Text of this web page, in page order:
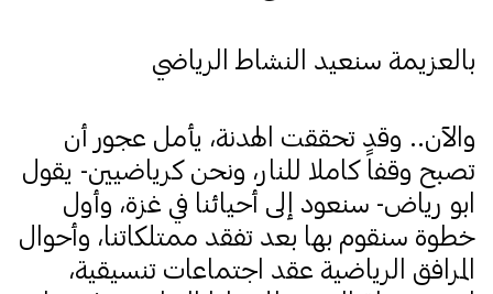
بالعزيمة سنعيد النشاط الرياضي
والآن.. وقد تحققت الهدنة، يأمل عجور أن
تصبح وقفاً كاملا للنار، ونحن كرياضيين- يقول
ابو رياض- سنعود إلى أحيائنا في غزة، وأول
خطوة سنقوم بها بعد تفقد ممتلكاتنا، وأحوال
المرافق الرياضية عقد اجتماعات تنسيقية،